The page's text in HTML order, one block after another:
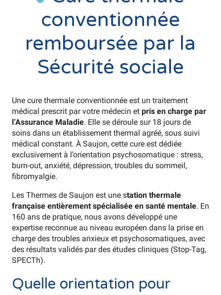
conventionnée
remboursée par la
Sécurité sociale
Une cure thermale conventionnée est un traitement
médical prescrit par votre médecin et pris en charge par
l’Assurance Maladie. Elle se déroule sur 18 jours de
soins dans un établissement thermal agréé, sous suivi
médical constant. À Saujon, cette cure est dédiée
exclusivement à l’orientation psychosomatique : stress,
burn-out, anxiété, dépression, troubles du sommeil,
fibromyalgie.
Les Thermes de Saujon est une station thermale
française entièrement spécialisée en santé mentale. En
160 ans de pratique, nous avons développé une
expertise reconnue au niveau européen dans la prise en
charge des troubles anxieux et psychosomatiques, avec
des résultats validés par des études cliniques (Stop-Tag,
SPECTh).
Quelle orientation pour